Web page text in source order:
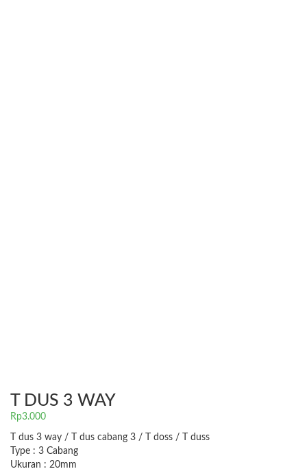
T DUS 3 WAY
Rp3.000
T dus 3 way / T dus cabang 3 / T doss / T duss
Type : 3 Cabang
Ukuran : 20mm